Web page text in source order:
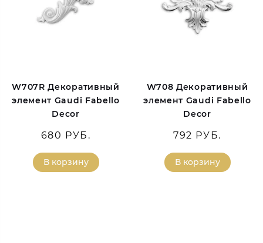
W707R Декоративный
элемент Gaudi Fabello
Decor
680 РУБ.
В корзину
W708 Декоративный
элемент Gaudi Fabello
Decor
792 РУБ.
В корзину